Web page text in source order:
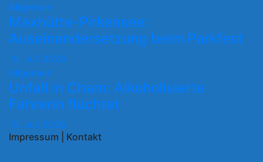
Allgemein
Maxhütte-Pirkensee:
Auseinandersetzung beim Parkfest
19. Juli 2026
Allgemein
Unfall in Cham: Alkoholisierte
Fahrerin flüchtet
19. Juli 2026
Impressum | Kontakt